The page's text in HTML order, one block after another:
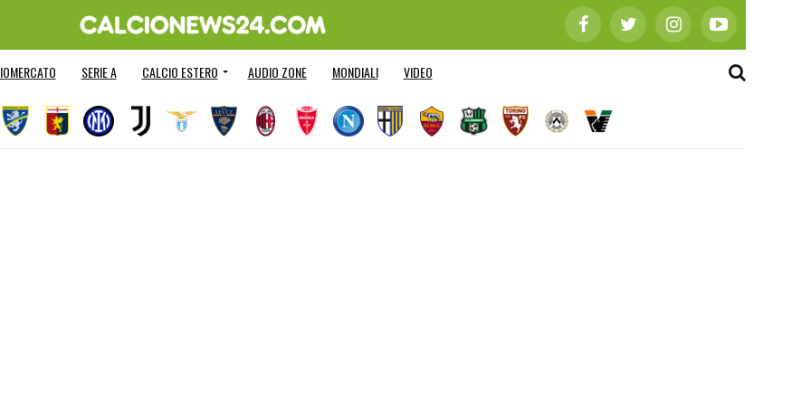
SERIE A CALCIO ESTERO AUDIO ZONE MONDIALI VIDEO